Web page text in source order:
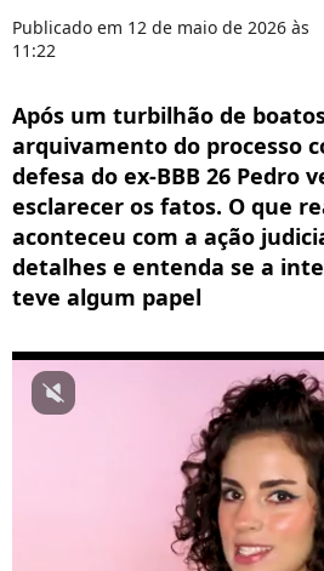
Publicado em 12 de maio de 2026 às
11:22
Após um turbilhão de
arquivamento do processo
defesa do ex-BBB 26 Pedro
esclarecer os fatos. O que
aconteceu com a ação
detalhes e entenda se a
teve algum papel